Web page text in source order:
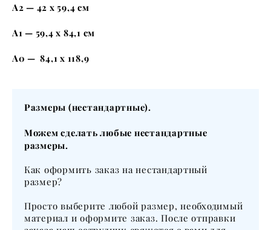
А2 — 42 x 59,4 см
А1 — 59,4 x 84,1 см
А0 — 84,1 x 118,9
Размеры (нестандартные).
Можем сделать любые нестандартные
размеры.
Как оформить заказ на нестандартный
размер?
Просто выберите любой размер, необходимый
материал и оформите заказ. После отправки